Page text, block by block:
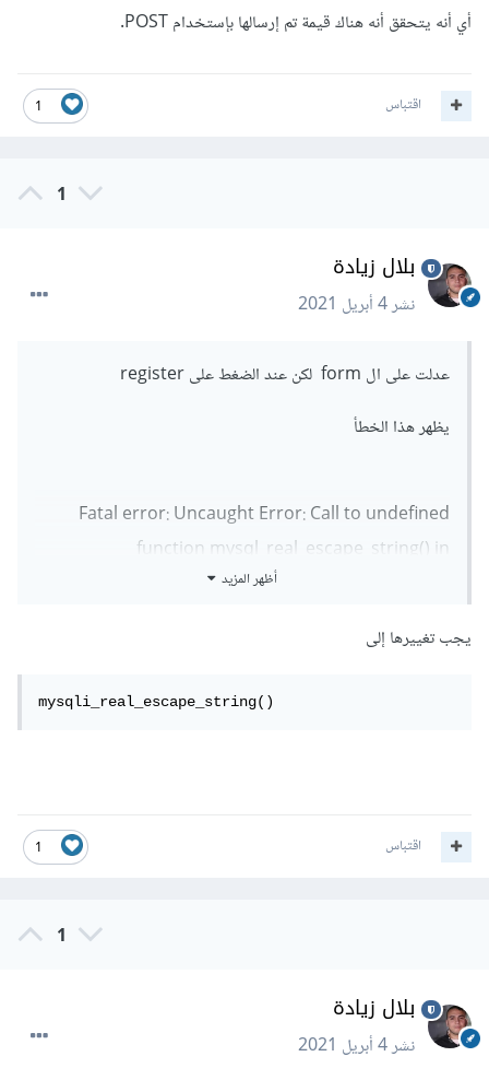
أي أنه يتحقق أنه هناك قيمة تم إرسالها بإستخدام POST.
1 اقتباس
1
بلال زيادة
نشر4 أبريل 2021
عدلت على ال form لكن عند الضغط على register
يظهر هذا الخطأ
Fatal error: Uncaught Error: Call to undefined
function mysql_real_escape_string() in
C:\xampp\htdocs\last\server.php:10
أظهر المزيد
يجب تغييرها إلى
mysqli_real_escape_string()
1 اقتباس
1
بلال زيادة
نشر4 أبريل 2021